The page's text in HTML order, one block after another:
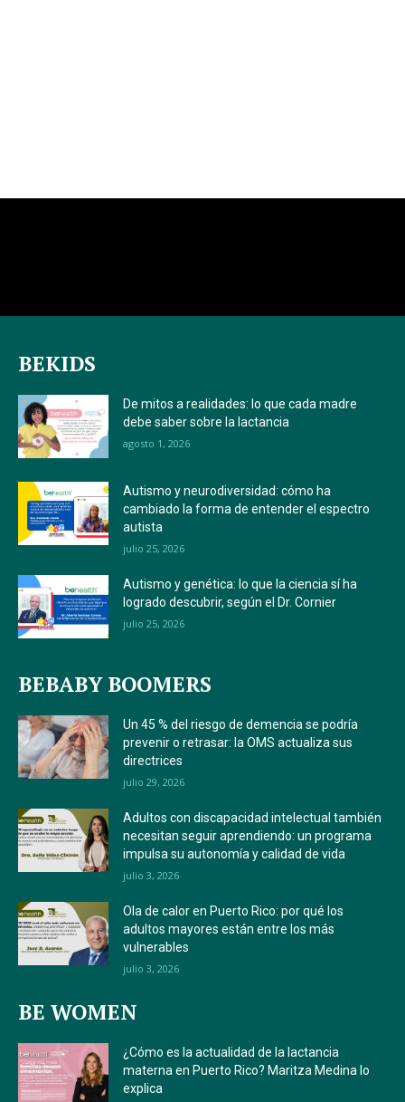
BEKIDS
De mitos a realidades: lo que cada madre
debe saber sobre la lactancia
agosto 1, 2026
Autismo y neurodiversidad: cómo ha
cambiado la forma de entender el espectro
autista
julio 25, 2026
Autismo y genética: lo que la ciencia sí ha
logrado descubrir, según el Dr. Cornier
julio 25, 2026
BEBABY BOOMERS
Un 45 % del riesgo de demencia se podría
prevenir o retrasar: la OMS actualiza sus
directrices
julio 29, 2026
Adultos con discapacidad intelectual también
necesitan seguir aprendiendo: un programa
impulsa su autonomía y calidad de vida
julio 3, 2026
Ola de calor en Puerto Rico: por qué los
adultos mayores están entre los más
vulnerables
julio 3, 2026
BE WOMEN
¿Cómo es la actualidad de la lactancia
materna en Puerto Rico? Maritza Medina lo
explica